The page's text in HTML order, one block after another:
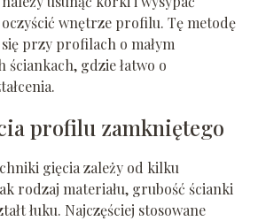
oczyścić wnętrze profilu. Tę metodę
przy profilach o małym
gdzie łatwo o
profilu zamkniętego
gięcia zależy od kilku
rodzaj materiału, grubość ścianki
łuku. Najczęściej stosowane